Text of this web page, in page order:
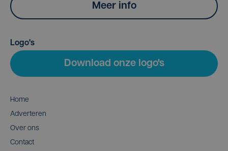
Meer info
Logo's
Download onze logo's
Home
Adverteren
Over ons
Contact